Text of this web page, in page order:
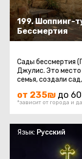
199. Шоппинг-
Бессмертия
Сады бессмертия
Джулис. Это место
семья, создали
от 235₪ до
*зависит от города и
Язык: Русский